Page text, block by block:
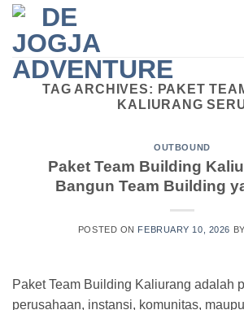
Skip
content
TAG ARCHIVES: PAKET
KALIURANG
OUTBOUND
Paket Team Building
Bangun Team Building
POSTED ON FEBRUARY 10, 2026
Paket Team Building Kaliurang adalah
perusahaan, instansi, komunitas,